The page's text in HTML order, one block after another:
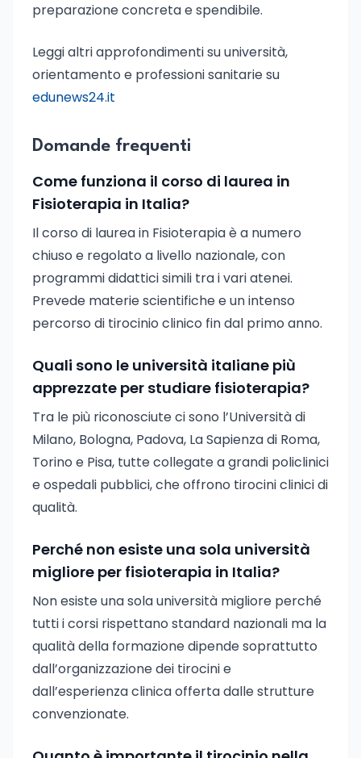
preparazione concreta e spendibile.
Leggi altri approfondimenti su università,
orientamento e professioni sanitarie su
edunews24.it
Domande frequenti
Come funziona il corso di laurea in
Fisioterapia in Italia?
Il corso di laurea in Fisioterapia è a numero
chiuso e regolato a livello nazionale, con
programmi didattici simili tra i vari atenei.
Prevede materie scientifiche e un intenso
percorso di tirocinio clinico fin dal primo anno.
Quali sono le università italiane più
apprezzate per studiare fisioterapia?
Tra le più riconosciute ci sono l’Università di
Milano, Bologna, Padova, La Sapienza di Roma,
Torino e Pisa, tutte collegate a grandi policlinici
e ospedali pubblici, che offrono tirocini clinici di
qualità.
Perché non esiste una sola università
migliore per fisioterapia in Italia?
Non esiste una sola università migliore perché
tutti i corsi rispettano standard nazionali ma la
qualità della formazione dipende soprattutto
dall’organizzazione dei tirocini e
dall’esperienza clinica offerta dalle strutture
convenzionate.